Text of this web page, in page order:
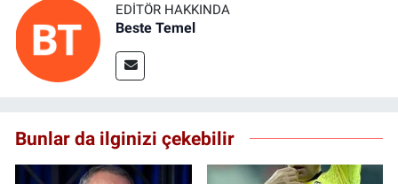
EDITÖR HAKKINDA
Beste Temel
Bunlar da ilginizi çekebilir